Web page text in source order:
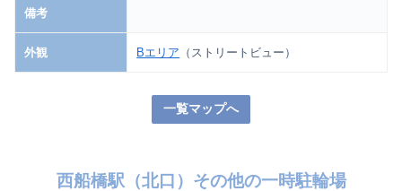
備考
外観 Bエリア （ストリートビュー）
一覧マップへ
西船橋駅（北口）その他の一時駐輪場